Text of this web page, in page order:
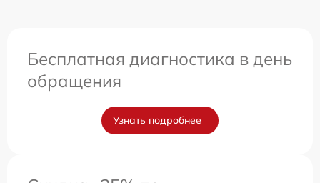
Бесплатная диагностика в день
обращения
Узнать подробнее